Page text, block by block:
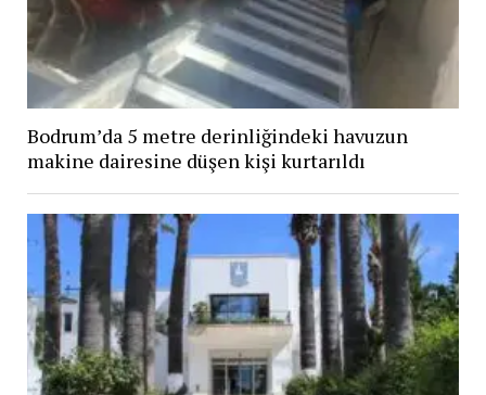
Bodrum’da 5 metre derinliğindeki havuzun
makine dairesine düşen kişi kurtarıldı